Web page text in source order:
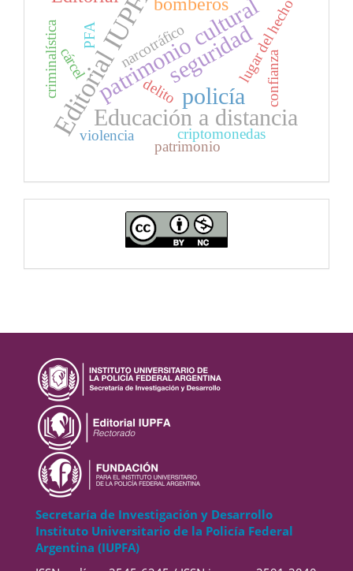
Editorial IUPFA
Educación a distancia
patrimonio cultural
seguridad
policía
bomberos
cárcel narcotráfico lugar del hecho
PFA
confianza
criptomonedas
criminalística
patrimonio
delito
violencia
Secretaría de Investigación y Desarrollo
Instituto Universitario de la Policía Federal
Argentina (IUPFA)